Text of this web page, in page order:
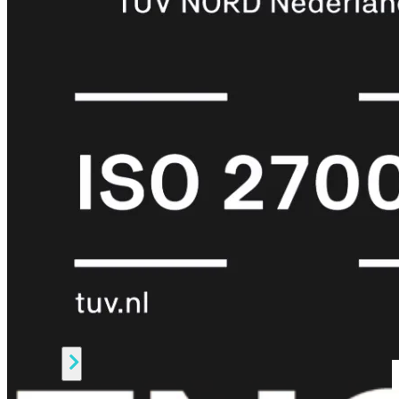
ProtectionEnterprise
bekijken
FortiCareSecurity
BundelsSOC
Service